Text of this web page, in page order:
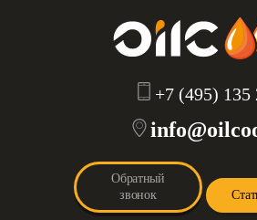
+7 (495) 135
Обратный
звонок